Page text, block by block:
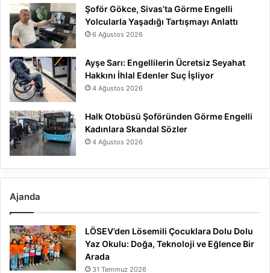
Şoför Gökce, Sivas’ta Görme Engelli
Yolcularla Yaşadığı Tartışmayı Anlattı
6 Ağustos 2026
Ayşe Sarı: Engellilerin Ücretsiz Seyahat
Hakkını İhlal Edenler Suç İşliyor
4 Ağustos 2026
Halk Otobüsü Şoföründen Görme Engelli
Kadınlara Skandal Sözler
4 Ağustos 2026
Ajanda
LÖSEV’den Lösemili Çocuklara Dolu Dolu
Yaz Okulu: Doğa, Teknoloji ve Eğlence Bir
Arada
31 Temmuz 2026